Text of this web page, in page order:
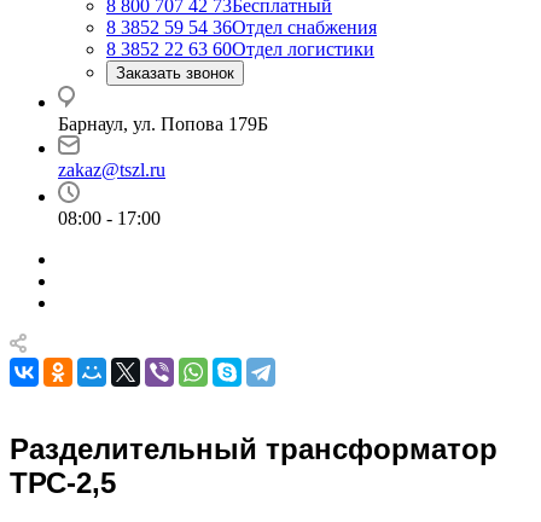
8 800 707 42 73Бесплатный
8 3852 59 54 36Отдел снабжения
8 3852 22 63 60Отдел логистики
Заказать звонок
Барнаул, ул. Попова 179Б
zakaz@tszl.ru
08:00 - 17:00
Разделительный трансформатор
ТРС-2,5